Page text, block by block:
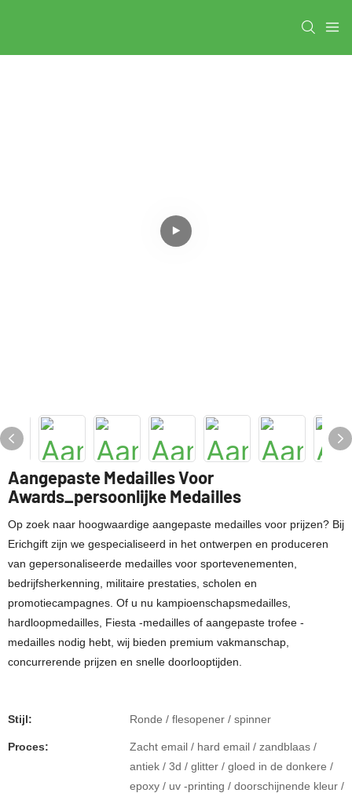
Aangepaste Medailles Voor
Awards_persoonlijke Medailles
Op zoek naar hoogwaardige aangepaste medailles voor prijzen? Bij
Erichgift zijn we gespecialiseerd in het ontwerpen en produceren
van gepersonaliseerde medailles voor sportevenementen,
bedrijfsherkenning, militaire prestaties, scholen en
promotiecampagnes. Of u nu kampioenschapsmedailles,
hardloopmedailles, Fiesta -medailles of aangepaste trofee -
medailles nodig hebt, wij bieden premium vakmanschap,
concurrerende prijzen en snelle doorlooptijden.
Stijl: Ronde / flesopener / spinner
Proces:
Zacht email / hard email / zandblaas /
antiek / 3d / glitter / gloed in de donkere /
epoxy / uv -printing / doorschijnende kleur /